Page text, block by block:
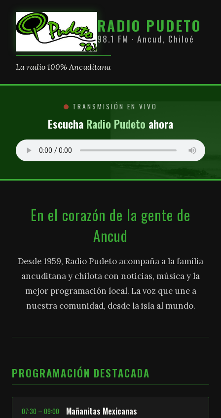
RADIO PUDETO
98.1 FM · Ancud, Chiloé
La radio 100% Ancuditana
TRANSMISIÓN EN VIVO
Escucha Radio Pudeto ahora
En el corazón de la gente de
Ancud
Desde 1959, Radio Pudeto acompaña a la familia
ancuditana y chilota con noticias, música y la
mejor programación local. La voz que une a
nuestra comunidad, desde la isla al mundo.
PROGRAMACIÓN DESTACADA
07:30 – 09:00 Mañanitas Mexicanas